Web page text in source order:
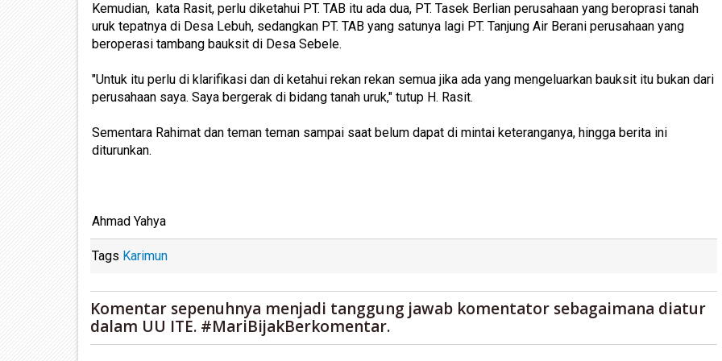
Kemudian, kata Rasit, perlu diketahui PT. TAB itu ada dua, PT. Tasek Berlian perusahaan yang beroprasi tanah
uruk tepatnya di Desa Lebuh, sedangkan PT. TAB yang satunya lagi PT. Tanjung Air Berani perusahaan yang
beroperasi tambang bauksit di Desa Sebele.
"Untuk itu perlu di klarifikasi dan di ketahui rekan rekan semua jika ada yang mengeluarkan bauksit itu bukan dari
perusahaan saya. Saya bergerak di bidang tanah uruk," tutup H. Rasit.
Sementara Rahimat dan teman teman sampai saat belum dapat di mintai keteranganya, hingga berita ini
diturunkan.
Ahmad Yahya
Tags Karimun
Komentar sepenuhnya menjadi tanggung jawab komentator sebagaimana diatur
dalam UU ITE. #MariBijakBerkomentar.